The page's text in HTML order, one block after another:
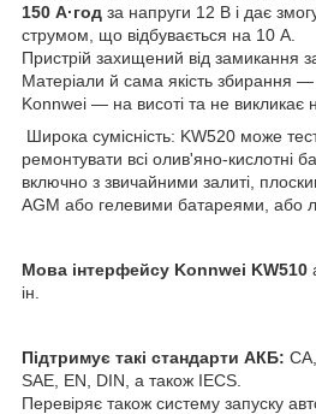
150 А·год за напруги 12 В і дає
струмом, що відбувається на 10 А.
Пристрій захищений від замикання
Матеріали й сама якість збирання
Konnwei — на висоті та не викликає
Широка сумісність: KW520 може
ремонтувати всі олив'яно-кислотні
включно з звичайними залиті,
AGM або гелевими батареями, або
Мова інтерфейсу Konnwei KW510
ін.
Підтримує такі стандарти АКБ:
SAE, EN, DIN, а також IECS.
Перевіряє також систему запуску